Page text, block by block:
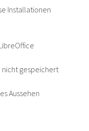
Installationen
gespeichert
Aussehen